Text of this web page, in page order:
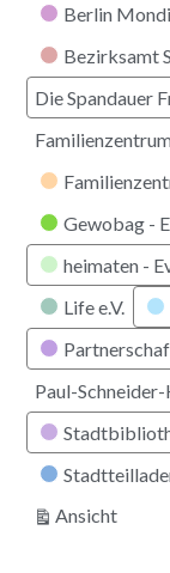
Berlin
Bezirksamt
Die Spandauer
Gewobag -
heimaten -
Life e.V.
Paul-Schneider-
Ansicht